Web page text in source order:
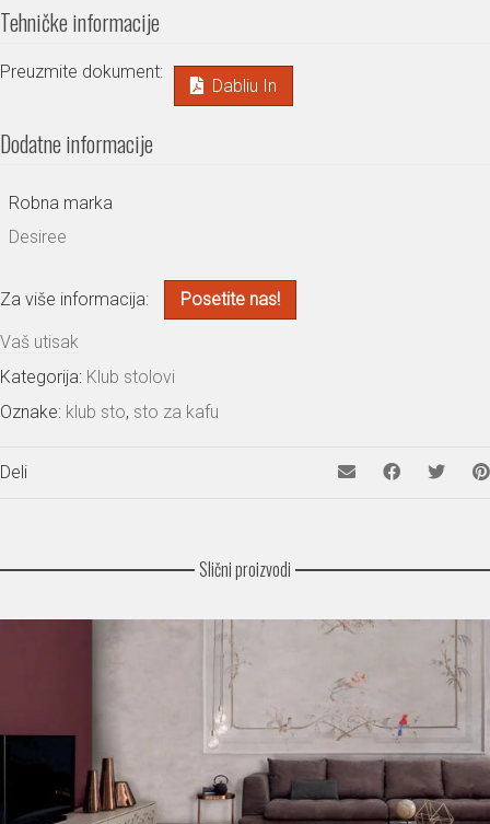
Tehničke informacije
Preuzmite dokument:
Dabliu In
Dodatne informacije
Robna marka
Desiree
Za više informacija: Posetite nas!
Vaš utisak
Kategorija: Klub stolovi
Oznake: klub sto, sto za kafu
Deli
Slični proizvodi